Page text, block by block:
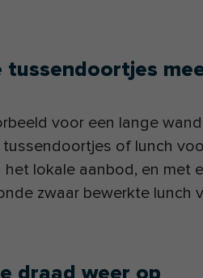
tussendoortjes
voor een lange
of lunch
lokale aanbod, en met
zwaar bewerkte lunch
draad weer op